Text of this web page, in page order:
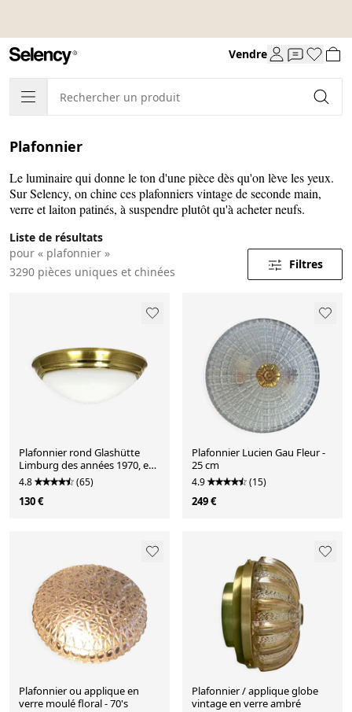
Vendre
Plafonnier
Le luminaire qui donne le ton d'une pièce dès qu'on lève les yeux.
Sur Selency, on chine ces plafonniers vintage de seconde main,
verre et laiton patinés, à suspendre plutôt qu'à acheter neufs.
Liste de résultats
pour « plafonnier »
3290 pièces uniques et chinées
Filtres
Plafonnier rond Glashütte
Limburg des années 1970, en
verre de laiton.
4.8 (65)
130 €
Plafonnier Lucien Gau Fleur -
25 cm
4.9 (15)
249 €
Plafonnier ou applique en
verre moulé floral - 70's
Plafonnier / applique globe
vintage en verre ambré